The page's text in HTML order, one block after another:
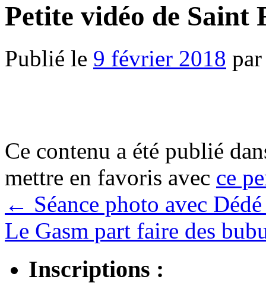
Petite vidéo de Saint
Publié le 9 février 2018 par
Ce contenu a été publié
mettre en favoris avec ce
← Séance photo avec
Le Gasm part faire des
Inscriptions :